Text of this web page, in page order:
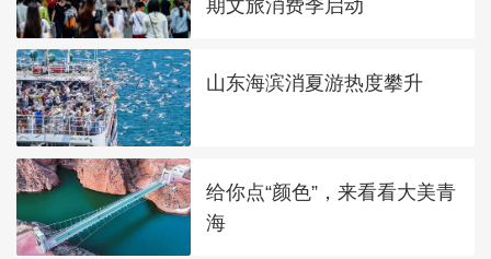
山东海滨消夏游热度攀升
给你点“颜色”，来看看大美青
海